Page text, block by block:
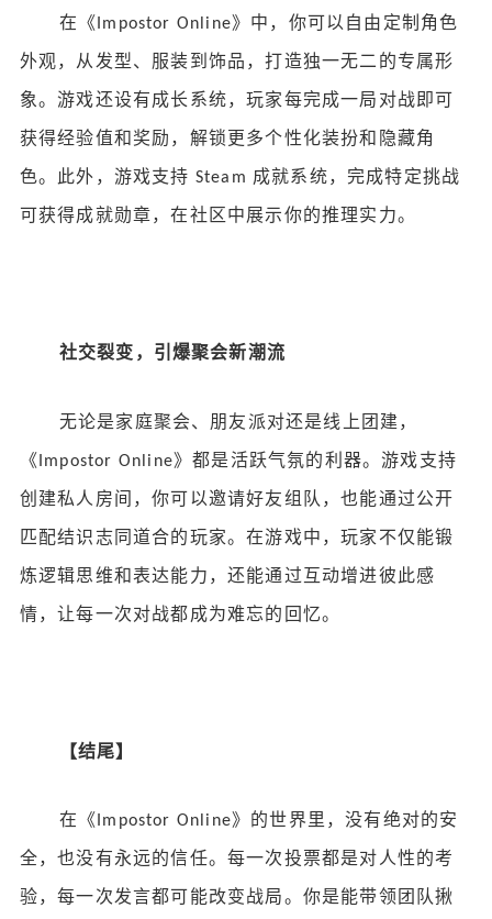
在《Impostor Online》中，你可以自由定制角色
外观，从发型、服装到饰品，打造独一无二的专属形
象。游戏还设有成长系统，玩家每完成一局对战即可
获得经验值和奖励，解锁更多个性化装扮和隐藏角
色。此外，游戏支持 Steam 成就系统，完成特定挑战
可获得成就勋章，在社区中展示你的推理实力。
社交裂变，引爆聚会新潮流
无论是家庭聚会、朋友派对还是线上团建，
《 Impostor Online》都是活跃气氛的利器。游戏支持
创建私人房间，你可以邀请好友组队，也能通过公开
匹配结识志同道合的玩家。在游戏中，玩家不仅能锻
炼逻辑思维和表达能力，还能通过互动增进彼此感
情，让每一次对战都成为难忘的回忆。
【结尾】
在《Impostor Online》的世界里，没有绝对的安
全，也没有永远的信任。每一次投票都是对人性的考
验，每一次发言都可能改变战局。你是能带领团队揪